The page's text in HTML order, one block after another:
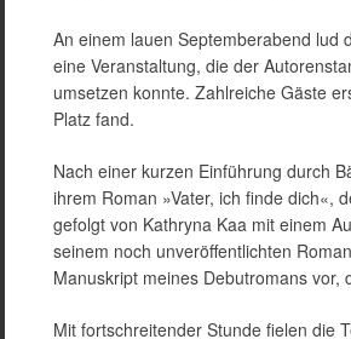
An einem lauen Septemberabend lud
eine Veranstaltung, die der
umsetzen konnte. Zahlreiche Gäste
Platz fand.
Nach einer kurzen Einführung durch
ihrem Roman »Vater, ich finde dich«,
gefolgt von Kathryna Kaa mit einem
seinem noch unveröffentlichten
Manuskript meines Debutromans vor,
Mit fortschreitender Stunde fielen die